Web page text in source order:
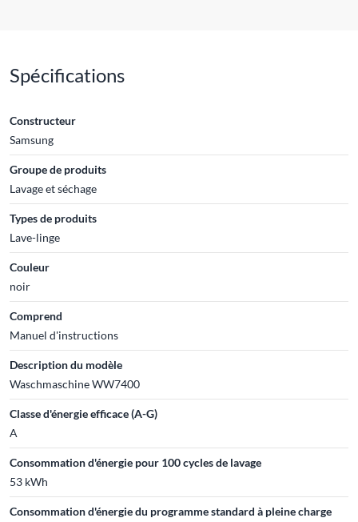
Spécifications
Constructeur
Samsung
Groupe de produits
Lavage et séchage
Types de produits
Lave-linge
Couleur
noir
Comprend
Manuel d'instructions
Description du modèle
Waschmaschine WW7400
Classe d'énergie efficace (A-G)
A
Consommation d'énergie pour 100 cycles de lavage
53 kWh
Consommation d'énergie du programme standard à pleine charge